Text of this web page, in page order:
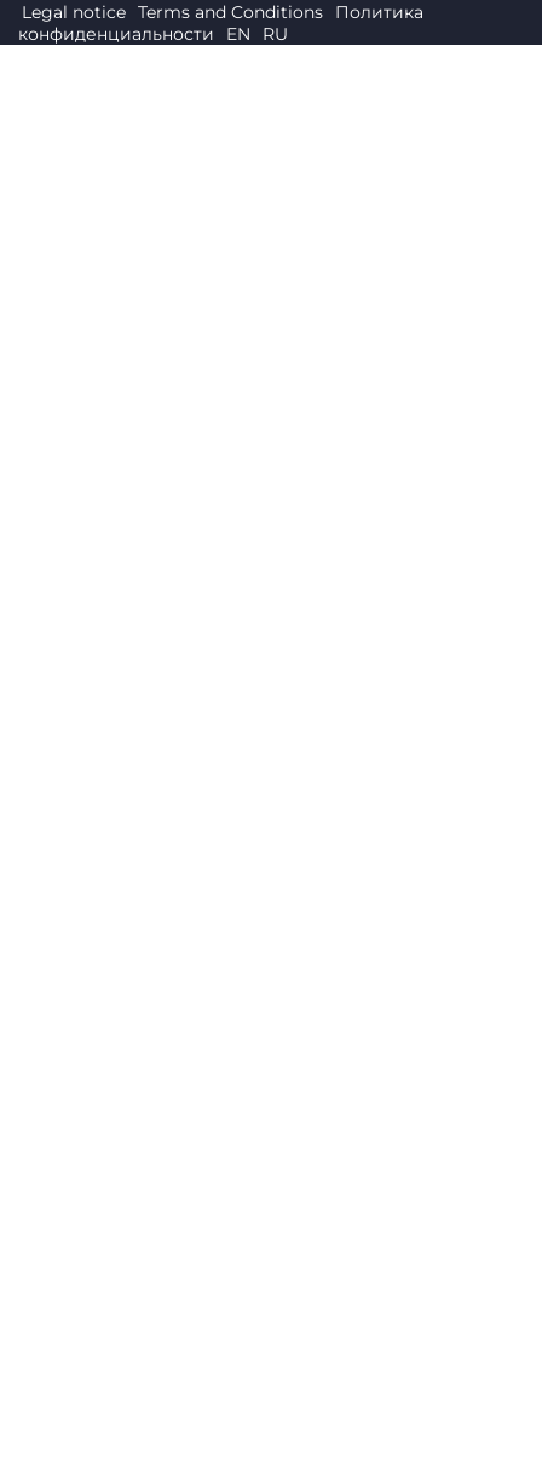
Legal notice Terms and Conditions
Политика
конфиденциальности
EN RU